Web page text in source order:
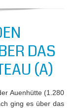
DAS
(A)
Auenhütte (1.280
ging es über das